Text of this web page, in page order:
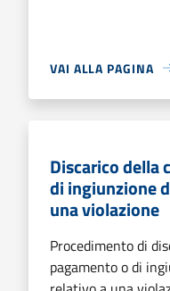
VAI ALLA PAGINA
Discarico della
di ingiunzione
una violazione
Procedimento di
pagamento o di